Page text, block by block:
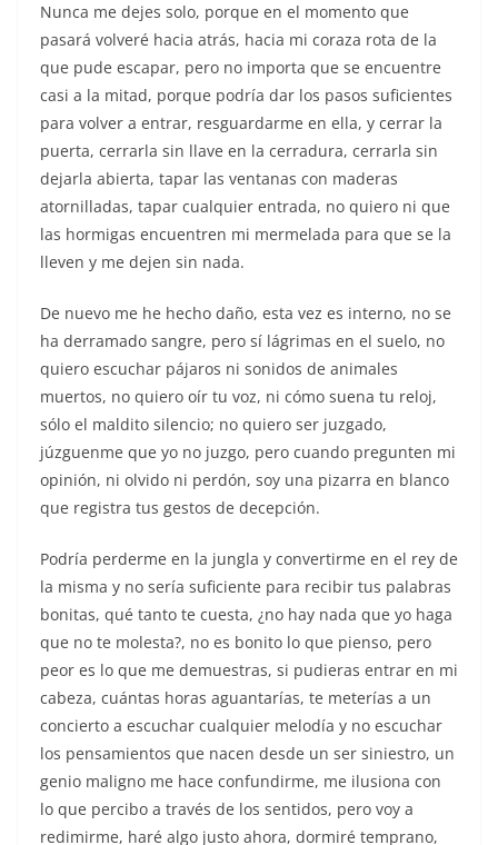
Nunca me dejes solo, porque en el momento que
pasará volveré hacia atrás, hacia mi coraza rota de la
que pude escapar, pero no importa que se encuentre
casi a la mitad, porque podría dar los pasos suficientes
para volver a entrar, resguardarme en ella, y cerrar la
puerta, cerrarla sin llave en la cerradura, cerrarla sin
dejarla abierta, tapar las ventanas con maderas
atornilladas, tapar cualquier entrada, no quiero ni que
las hormigas encuentren mi mermelada para que se la
lleven y me dejen sin nada.
De nuevo me he hecho daño, esta vez es interno, no se
ha derramado sangre, pero sí lágrimas en el suelo, no
quiero escuchar pájaros ni sonidos de animales
muertos, no quiero oír tu voz, ni cómo suena tu reloj,
sólo el maldito silencio; no quiero ser juzgado,
júzguenme que yo no juzgo, pero cuando pregunten mi
opinión, ni olvido ni perdón, soy una pizarra en blanco
que registra tus gestos de decepción.
Podría perderme en la jungla y convertirme en el rey de
la misma y no sería suficiente para recibir tus palabras
bonitas, qué tanto te cuesta, ¿no hay nada que yo haga
que no te molesta?, no es bonito lo que pienso, pero
peor es lo que me demuestras, si pudieras entrar en mi
cabeza, cuántas horas aguantarías, te meterías a un
concierto a escuchar cualquier melodía y no escuchar
los pensamientos que nacen desde un ser siniestro, un
genio maligno me hace confundirme, me ilusiona con
lo que percibo a través de los sentidos, pero voy a
redimirme, haré algo justo ahora, dormiré temprano,